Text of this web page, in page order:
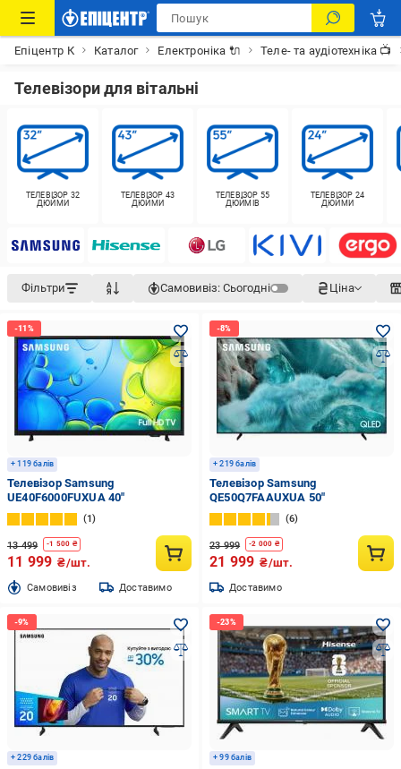
Епіцентр К Каталог Електроніка 🔌 Теле- та аудіотехніка 📺
Телевізори для вітальні
ТЕЛЕВІЗОР 32
ДЮЙМИ
ТЕЛЕВІЗОР 43
ДЮЙМИ
ТЕЛЕВІЗОР 55
ДЮЙМІВ
ТЕЛЕВІЗОР 24
ДЮЙМИ
Фільтри Самовивіз: Сьогодні Ціна
+ 119 балів
Телевізор Samsung
UE40F6000FUXUA 40″
1
13 499 -1 500 ₴
11 999 ₴/шт.
Cамовивіз Доставимо
+ 219 балів
Телевізор Samsung
QE50Q7FAAUXUA 50″
6
23 999 -2 000 ₴
21 999 ₴/шт.
Доставимо
+ 229 балів + 99 балів